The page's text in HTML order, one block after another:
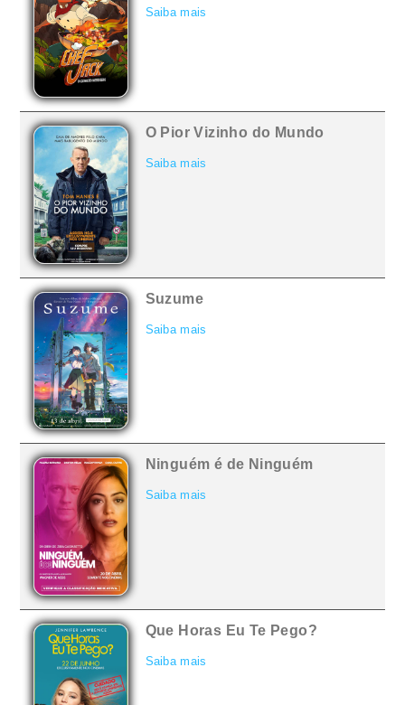
Saiba mais
O Pior Vizinho do Mundo
Saiba mais
Suzume
Saiba mais
Ninguém é de Ninguém
Saiba mais
Que Horas Eu Te Pego?
Saiba mais